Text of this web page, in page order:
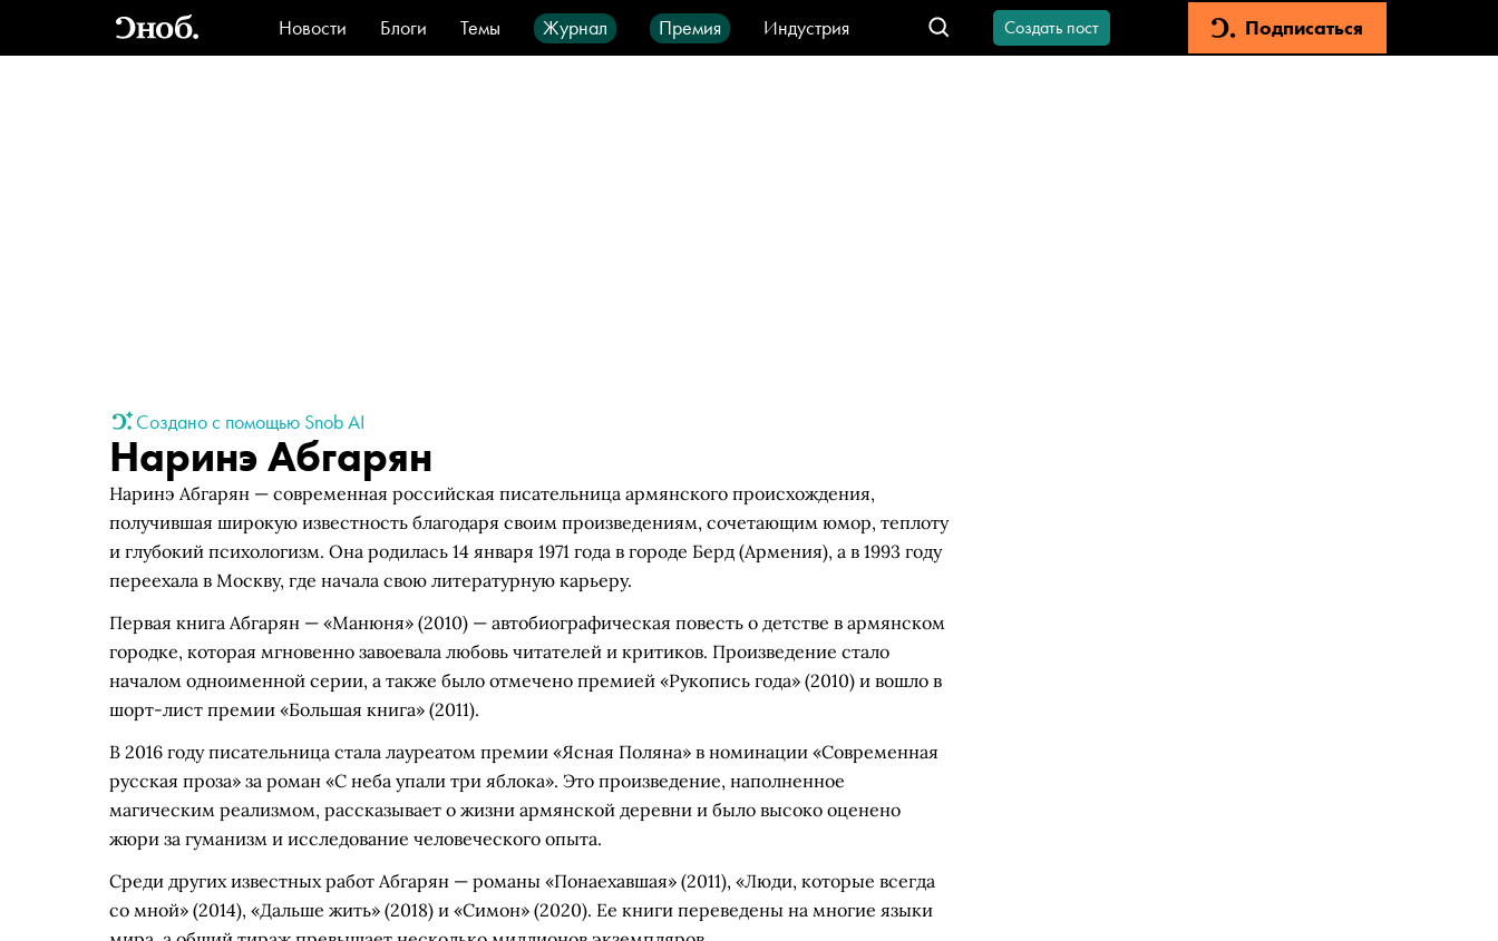
Новости Блоги Темы Журнал Премия
Индустрия
Стиль
Видео Город IT-продукты
Создать пост Подписаться
Создано с помощью Snob AI
Наринэ Абгарян
Наринэ Абгарян — современная российская писательница армянского происхождения,
получившая широкую известность благодаря своим произведениям, сочетающим юмор, теплоту
и глубокий психологизм. Она родилась 14 января 1971 года в городе Берд (Армения), а в 1993 году
переехала в Москву, где начала свою литературную карьеру.
Первая книга Абгарян — «Манюня» (2010) — автобиографическая повесть о детстве в армянском
городке, которая мгновенно завоевала любовь читателей и критиков. Произведение стало
началом одноименной серии, а также было отмечено премией «Рукопись года» (2010) и вошло в
шорт-лист премии «Большая книга» (2011).
В 2016 году писательница стала лауреатом премии «Ясная Поляна» в номинации «Современная
русская проза» за роман «С неба упали три яблока». Это произведение, наполненное
магическим реализмом, рассказывает о жизни армянской деревни и было высоко оценено
жюри за гуманизм и исследование человеческого опыта.
Среди других известных работ Абгарян — романы «Понаехавшая» (2011), «Люди, которые всегда
со мной» (2014), «Дальше жить» (2018) и «Симон» (2020). Ее книги переведены на многие языки